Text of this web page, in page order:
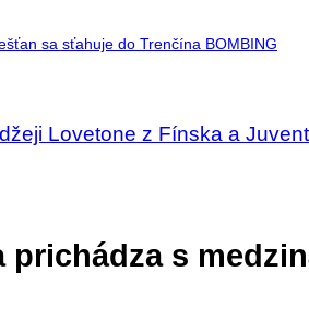
Lovetone z Fínska a
prichádza s